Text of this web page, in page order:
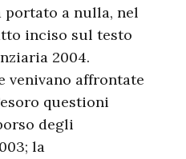
portato a nulla, nel
inciso sul testo
2004.
venivano affrontate
questioni
degli
la